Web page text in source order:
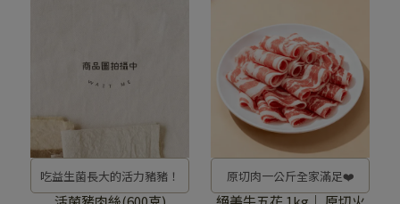
吃益生菌長大的活力豬豬！ 原切肉一公斤全家滿足❤️